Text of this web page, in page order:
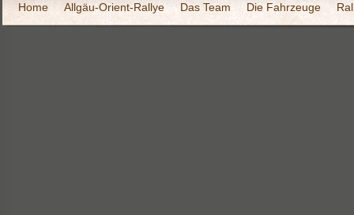
Home Allgäu-Orient-Rallye Das Team Die Fahrzeuge